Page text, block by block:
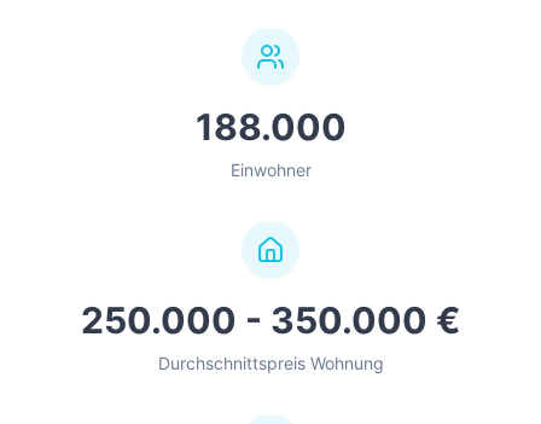
188.000
Einwohner
250.000 - 350.000 €
Durchschnittspreis Wohnung